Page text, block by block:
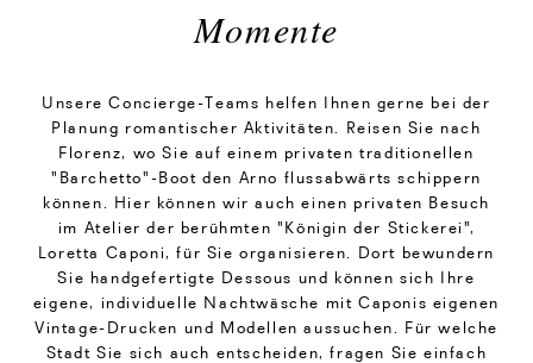
Momente
Unsere Concierge-Teams helfen Ihnen gerne bei der
Planung romantischer Aktivitäten. Reisen Sie nach
Florenz, wo Sie auf einem privaten traditionellen
"Barchetto"-Boot den Arno flussabwärts schippern
können. Hier können wir auch einen privaten Besuch
im Atelier der berühmten "Königin der Stickerei",
Loretta Caponi, für Sie organisieren. Dort bewundern
Sie handgefertigte Dessous und können sich Ihre
eigene, individuelle Nachtwäsche mit Caponis eigenen
Vintage-Drucken und Modellen aussuchen. Für welche
Stadt Sie sich auch entscheiden, fragen Sie einfach